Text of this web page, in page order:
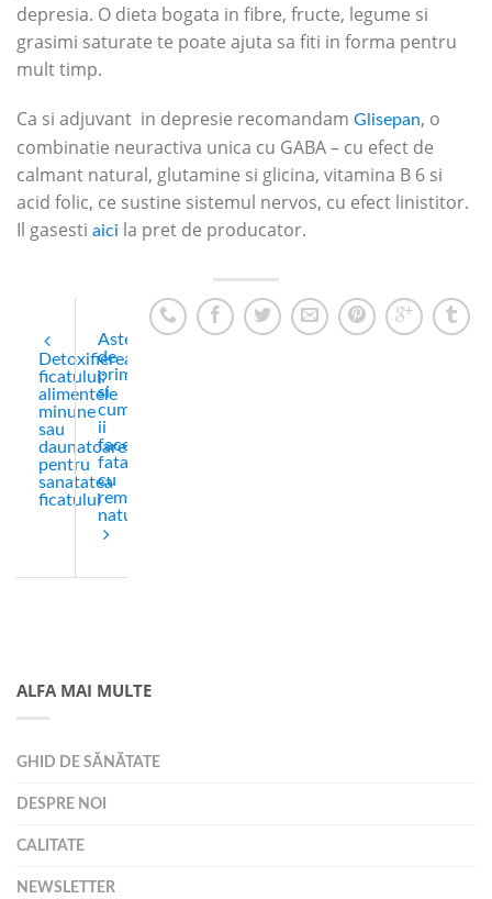
depresia. O dieta bogata in fibre, fructe, legume si
grasimi saturate te poate ajuta sa fiti in forma pentru
mult timp.
Ca si adjuvant in depresie recomandam Glisepan, o
combinatie neuractiva unica cu GABA – cu efect de
calmant natural, glutamine si glicina, vitamina B 6 si
acid folic, ce sustine sistemul nervos, cu efect linistitor.
Il gasesti aici la pret de producator.
Detoxifierea
ficatului:
alimentele
minune
sau
daunatoare
pentru
sanatatea
ficatului
Astenia
de
primavara
si
cum
ii
facem
fata
cu
remedii
naturale
ALFA MAI MULTE
GHID DE SĂNĂTATE
DESPRE NOI
CALITATE
NEWSLETTER